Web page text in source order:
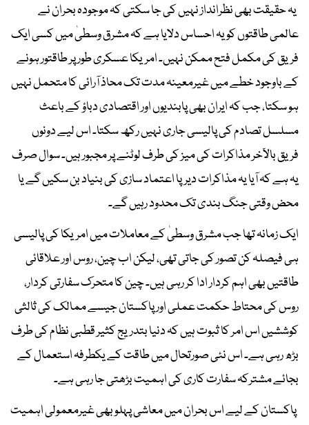
یہ حقیقت بھی نظرانداز نہیں کی جا سکتی کہ موجودہ بحران نے
عالمی طاقتوں کو یہ احساس دلایا ہے کہ مشرق وسطیٰ میں کسی ایک
فریق کی مکمل فتح ممکن نہیں۔ امریکا عسکری طور پر طاقتور ہونے
کے باوجود خطے میں غیرمعینہ مدت تک محاذ آرائی کا متحمل نہیں
ہو سکتا، جب کہ ایران بھی پابندیوں اور اقتصادی دباؤ کے باعث
مسلسل تصادم کی پالیسی جاری نہیں رکھ سکتا۔ اس لیے دونوں
فریق بالآخر مذاکرات کی میز کی طرف لوٹنے پر مجبور ہیں۔ سوال صرف
یہ ہے کہ آیا یہ مذاکرات دیرپا اعتماد سازی کی بنیاد بن سکیں گے یا
محض وقتی جنگ بندی تک محدود رہیں گے۔
ایک زمانہ تھا جب مشرق وسطیٰ کے معاملات میں امریکا کی پالیسی
ہی فیصلہ کن تصور کی جاتی تھی، لیکن اب چین، روس اور علاقائی
طاقتیں بھی اہم کردار ادا کر رہی ہیں۔ چین کا متحرک سفارتی کردار،
روس کی محتاط حکمت عملی اور پاکستان جیسے ممالک کی ثالثی
کوششیں اس امر کا ثبوت ہیں کہ دنیا بتدریج کثیر قطبی نظام کی طرف
بڑھ رہی ہے۔ اس نئی صورتحال میں طاقت کے یکطرفہ استعمال کے
بجائے مشترکہ سفارت کاری کی اہمیت بڑھتی جا رہی ہے۔
پاکستان کے لیے اس بحران میں معاشی پہلو بھی غیرمعمولی اہمیت